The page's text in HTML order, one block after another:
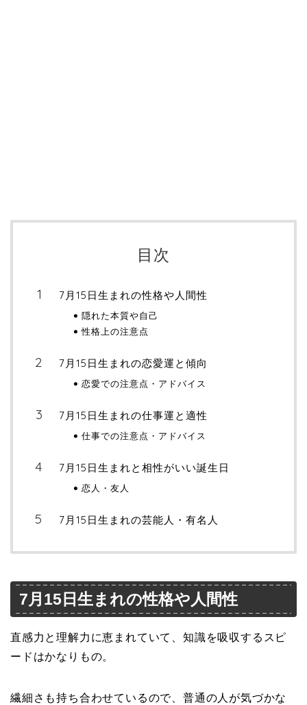
目次
7月15日生まれの性格や人間性
隠れた本質や自己
性格上の注意点
7月15日生まれの恋愛運と傾向
恋愛での注意点・アドバイス
7月15日生まれの仕事運と適性
仕事での注意点・アドバイス
7月15日生まれと相性がいい誕生日
恋人・友人
7月15日生まれの芸能人・有名人
7月15日生まれの性格や人間性
直感力と理解力に恵まれていて、知識を吸収するスピ
ードはかなりもの。
繊細さも持ち合わせているので、普通の人が気づかな